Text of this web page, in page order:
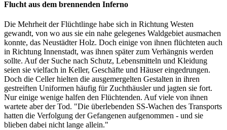
Flucht aus dem brennenden Inferno
Die Mehrheit der Flüchtlinge habe sich in Richtung Westen
gewandt, von wo aus sie ein nahe gelegenes Waldgebiet ausmachen
konnte, das Neustädter Holz. Doch einige von ihnen flüchteten auch
in Richtung Innenstadt, was ihnen später zum Verhängnis werden
sollte. Auf der Suche nach Schutz, Lebensmitteln und Kleidung
seien sie vielfach in Keller, Geschäfte und Häuser eingedrungen.
Doch die Celler hielten die ausgemergelten Gestalten in ihren
gestreiften Uniformen häufig für Zuchthäusler und jagten sie fort.
Nur einige wenige halfen den Flüchtenden. Auf viele von ihnen
wartete aber der Tod. "Die überlebenden SS-Wachen des Transports
hatten die Verfolgung der Gefangenen aufgenommen - und sie
blieben dabei nicht lange allein."